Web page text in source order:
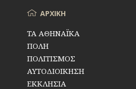
ΜενούΑΡΧΙΚΗ
ΤΑ ΑΘΗΝΑΪΚΑ
ΠΟΛΗ
ΠΟΛΙΤΙΣΜΟΣ
ΑΥΤΟΔΙΟΙΚΗΣΗ
ΕΚΚΛΗΣΙΑ